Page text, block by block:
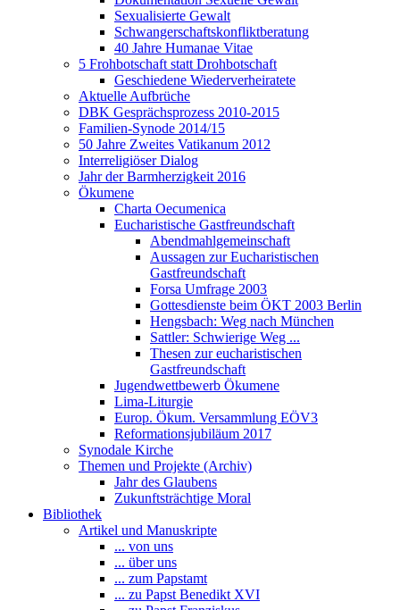
Sexualisierte Gewalt
Schwangerschaftskonfliktberatung
40 Jahre Humanae Vitae
5 Frohbotschaft statt Drohbotschaft
Geschiedene Wiederverheiratete
Aktuelle Aufbrüche
DBK Gesprächsprozess 2010-2015
Familien-Synode 2014/15
50 Jahre Zweites Vatikanum 2012
Interreligiöser Dialog
Jahr der Barmherzigkeit 2016
Ökumene
Charta Oecumenica
Eucharistische Gastfreundschaft
Abendmahlgemeinschaft
Aussagen zur Eucharistischen
Gastfreundschaft
Forsa Umfrage 2003
Gottesdienste beim ÖKT 2003 Berlin
Hengsbach: Weg nach München
Sattler: Schwierige Weg ...
Thesen zur eucharistischen
Gastfreundschaft
Jugendwettbewerb Ökumene
Lima-Liturgie
Europ. Ökum. Versammlung EÖV3
Reformationsjubiläum 2017
Synodale Kirche
Themen und Projekte (Archiv)
Jahr des Glaubens
Zukunftsträchtige Moral
Bibliothek
Artikel und Manuskripte
... von uns
... über uns
... zum Papstamt
... zu Papst Benedikt XVI